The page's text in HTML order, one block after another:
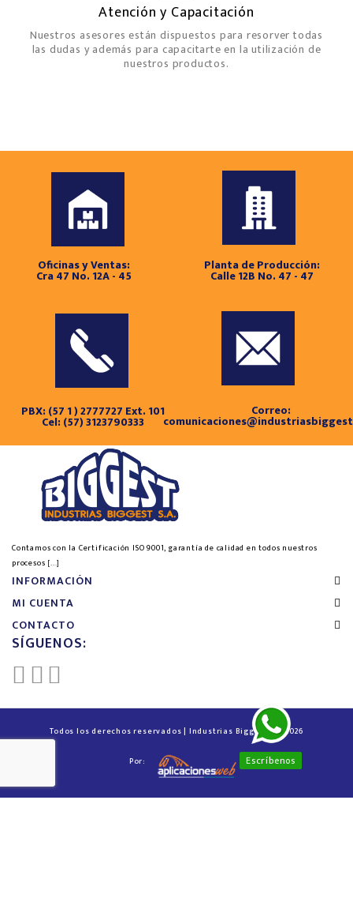
Atención y Capacitación
Nuestros asesores están dispuestos para resorver todas
las dudas y además para capacitarte en la utilización de
nuestros productos.
Oficinas y Ventas:
Cra 47 No. 12A - 45
Planta de Producción:
Calle 12B No. 47 - 47
PBX: (57 1 ) 2777727 Ext. 101
Cel: (57) 3123790333
Correo:
Contamos con la Certificación ISO 9001, garantía de calidad en todos nuestros
procesos [...]
INFORMACIÓN
MI CUENTA
CONTACTO
SÍGUENOS:
Escríbenos
Todos los derechos reservados | Industrias Biggest™ © 2026
Por: